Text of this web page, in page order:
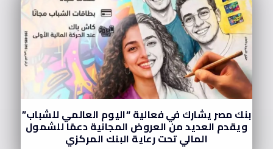
بنك مصر يشارك في فعالية “اليوم العالمي للشباب”
ويقدم العديد من العروض المجانية دعمًا للشمول
المالي تحت رعاية البنك المركزي